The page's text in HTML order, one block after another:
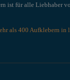
ist für alle Liebhaber
als 400 Aufklebern